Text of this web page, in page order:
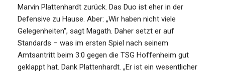
Marvin Plattenhardt zurück. Das Duo ist eher in der
Defensive zu Hause. Aber: „Wir haben nicht viele
Gelegenheiten“, sagt Magath. Daher setzt er auf
Standards – was im ersten Spiel nach seinem
Amtsantritt beim 3:0 gegen die TSG Hoffenheim gut
geklappt hat. Dank Plattenhardt. „Er ist ein wesentlicher